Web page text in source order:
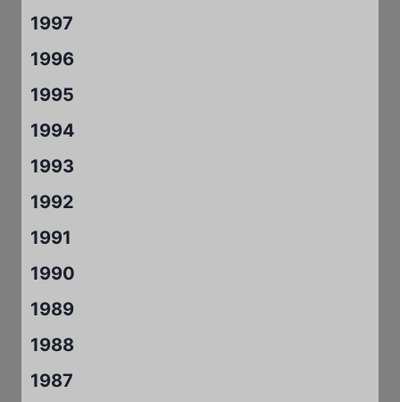
1997
1996
1995
1994
1993
1992
1991
1990
1989
1988
1987